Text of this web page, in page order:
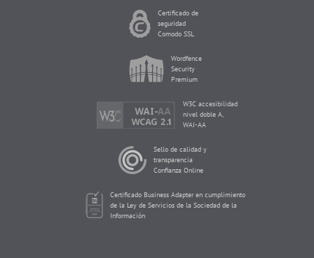
Certificado de
seguridad
Comodo SSL
Wordfence
Security
Premium
W3C accesibilidad
nivel doble A,
WAI-AA
Sello de calidad y
transparencia
Confianza Online
Certificado Business Adapter en cumplimiento
de la Ley de Servicios de la Sociedad de la
Información